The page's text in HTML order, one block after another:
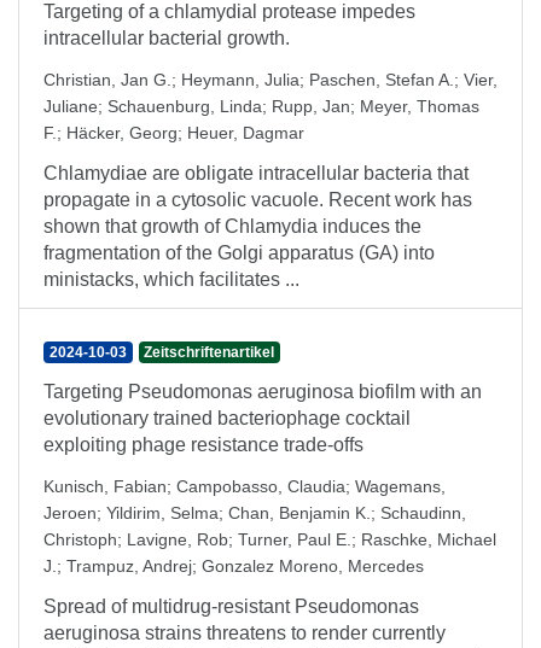
Targeting of a chlamydial protease impedes
intracellular bacterial growth.
Christian, Jan G. ; Heymann, Julia; Paschen, Stefan A. ; Vier,
Juliane; Schauenburg, Linda; Rupp, Jan; Meyer, Thomas
F. ; Häcker, Georg; Heuer, Dagmar
Chlamydiae are obligate intracellular bacteria that
propagate in a cytosolic vacuole. Recent work has
shown that growth of Chlamydia induces the
fragmentation of the Golgi apparatus (GA) into
ministacks, which facilitates ...
2024-10-03 Zeitschriftenartikel
Targeting Pseudomonas aeruginosa biofilm with an
evolutionary trained bacteriophage cocktail
exploiting phage resistance trade-offs
Kunisch, Fabian; Campobasso, Claudia; Wagemans,
Jeroen; Yildirim, Selma; Chan, Benjamin K. ; Schaudinn,
Christoph; Lavigne, Rob; Turner, Paul E. ; Raschke, Michael
J. ; Trampuz, Andrej; Gonzalez Moreno, Mercedes
Spread of multidrug-resistant Pseudomonas
aeruginosa strains threatens to render currently